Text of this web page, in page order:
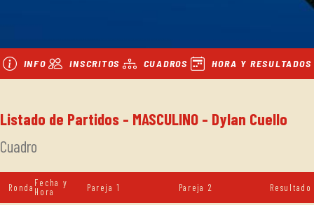
INFO INSCRITOS CUADROS HORA Y RESULTADOS
Listado de Partidos - MASCULINO - Dylan Cuello
Cuadro
Ronda Fecha y
Hora
Pareja 1 Pareja 2 Resultado